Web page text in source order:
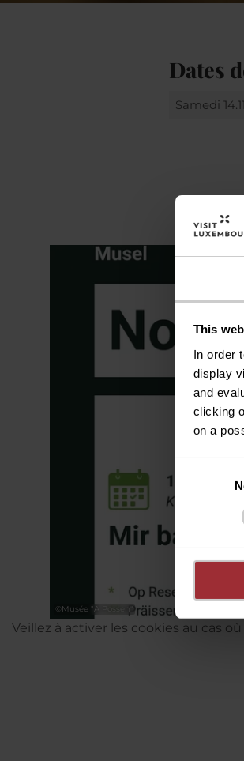
This
In order
display
and
clicking
on a
Dates
Samedi
©Musée "A Possen"
Veillez à activer les cookies au cas